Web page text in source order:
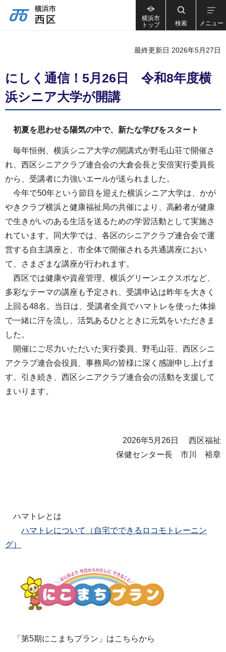
横浜市
トップ
検索 メニュー
最終更新日 2026年5月27日
にしく通信！5月26日 令和8年度横
浜シニア大学が開講
初夏を思わせる陽気の中で、新たな学びをスタート
毎年恒例、横浜シニア大学の開講式が野毛山荘で開催さ
れ、西区シニアクラブ連合会の大倉会長と安倍実行委員長
から、受講者に力強いエールが送られました。
今年で50年という節目を迎えた横浜シニア大学は、かが
やきクラブ横浜と健康福祉局の共催により、高齢者が健康
で生きがいのある生活を送るための学習活動として実施さ
れています。同大学では、各区のシニアクラブ連合会で運
営する自主講座と、市全体で開催される共通講座におい
て、さまざまな講座が行われます。
西区では健康や資産管理、横浜グリーンエクスポなど、
多彩なテーマの講座も予定され、受講申込は昨年を大きく
上回る48名。当日は、受講者全員でハマトレを使った体操
で一緒に汗を流し、活気あるひとときに元気をいただきま
した。
開催にご尽力いただいた実行委員、野毛山荘、西区シニ
アクラブ連合会役員、事務局の皆様に深く感謝申し上げま
す。引き続き、西区シニアクラブ連合会の活動を支援して
まいります。
2026年5月26日 西区福祉
保健センター長 市川 裕章
ハマトレとは
ハマトレについて（自宅でできるロコモトレーニン
グ）
「第5期にこまちプラン」はこちらから